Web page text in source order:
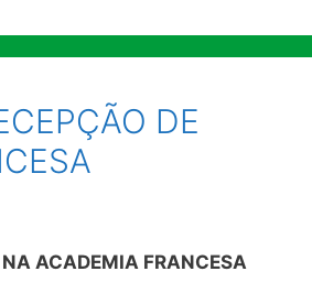
DE
NA ACADEMIA FRANCESA